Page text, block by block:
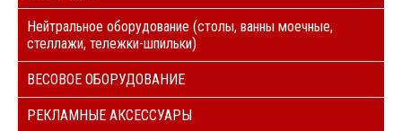
Нейтральное оборудование (столы, ванны моечные,
стеллажи, тележки-шпильки)
ВЕСОВОЕ ОБОРУДОВАНИЕ
РЕКЛАМНЫЕ АКСЕССУАРЫ